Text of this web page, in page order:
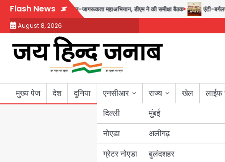
Skip
content
Flash News
तक चलेगा जन-जागरूकता महाअभियान, डीएम ने की समीक्षा बैठक एंटी-बर्गलरी सेल
August 8, 2026
मुख्य पेज देश दुनिया
एनसीआर
दिल्ली
नोएडा
ग्रेटर नोएडा
राज्य
मुंबई
उत्तर प्रदेश
अलीगढ़
बुलंदशहर
बिहार
खेल लाईफ